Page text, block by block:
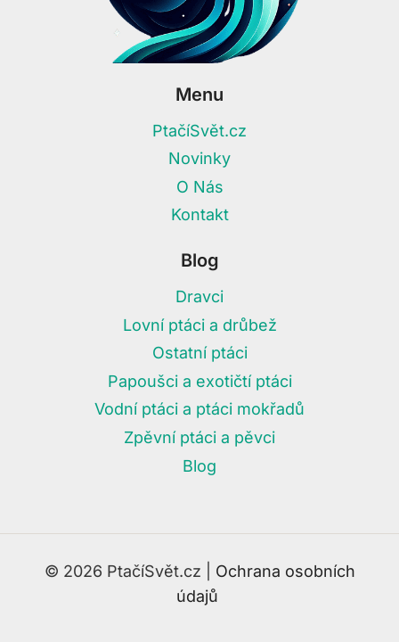
Menu
PtačíSvět.cz
Novinky
O Nás
Kontakt
Blog
Dravci
Lovní ptáci a drůbež
Ostatní ptáci
Papoušci a exotičtí ptáci
Vodní ptáci a ptáci mokřadů
Zpěvní ptáci a pěvci
Blog
© 2026 PtačíSvět.cz | Ochrana osobních
údajů